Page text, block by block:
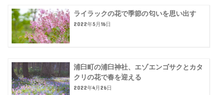
ライラックの花で季節の匂いを思い出す
2022年5月16日
浦臼町の浦臼神社、エゾエンゴサクとカタ
クリの花で春を迎える
2022年4月26日